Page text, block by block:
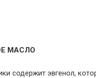
МАСЛО
содержит эвгенол,